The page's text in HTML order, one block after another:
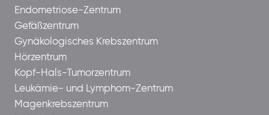
Endometriose-Zentrum
Gefäßzentrum
Gynäkologisches Krebszentrum
Hörzentrum
Kopf-Hals-Tumorzentrum
Leukämie- und Lymphom-Zentrum
Magenkrebszentrum